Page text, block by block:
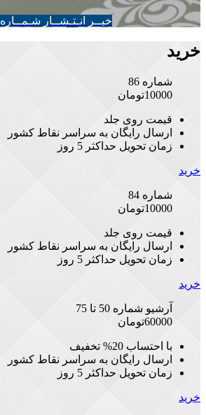
خبــر انـتـشــار شـمــاره 21
خرید
شماره 86
10000تومان
قیمت روی جلد
ارسال رایگان به سراسر نقاط کشور
زمان تحویل حداکثر 5 روز
خرید
شماره 84
10000تومان
قیمت روی جلد
ارسال رایگان به سراسر نقاط کشور
زمان تحویل حداکثر 5 روز
خرید
آرشیو شماره 50 تا 75
60000تومان
با احتساب 20% تخفیف
ارسال رایگان به سراسر نقاط کشور
زمان تحویل حداکثر 5 روز
خرید